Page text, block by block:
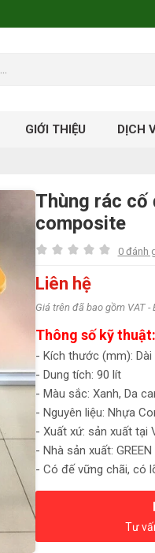
GIỚI THIỆU DỊCH
Thùng rác cố
composite
0 đánh
Liên hệ
Giá trên đã bao gồm VAT -
Thông số kỹ thuật:
- Kích thước (mm): Dài
- Dung tích: 90 lít
- Màu sắc: Xanh, Da
- Nguyên liệu: Nhựa
- Xuất xứ: sản xuất tại
- Nhà sản xuất: GREEN
- Có đế vững chãi, có
Tư